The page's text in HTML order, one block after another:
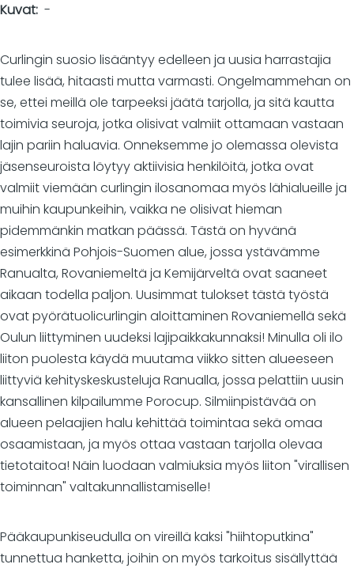
Kuvat -
Curlingin suosio lisääntyy edelleen ja uusia harrastajia
tulee lisää, hitaasti mutta varmasti. Ongelmammehan on
se, ettei meillä ole tarpeeksi jäätä tarjolla, ja sitä kautta
toimivia seuroja, jotka olisivat valmiit ottamaan vastaan
lajin pariin haluavia. Onneksemme jo olemassa olevista
jäsenseuroista löytyy aktiivisia henkilöitä, jotka ovat
valmiit viemään curlingin ilosanomaa myös lähialueille ja
muihin kaupunkeihin, vaikka ne olisivat hieman
pidemmänkin matkan päässä. Tästä on hyvänä
esimerkkinä Pohjois-Suomen alue, jossa ystävämme
Ranualta, Rovaniemeltä ja Kemijärveltä ovat saaneet
aikaan todella paljon. Uusimmat tulokset tästä työstä
ovat pyörätuolicurlingin aloittaminen Rovaniemellä sekä
Oulun liittyminen uudeksi lajipaikkakunnaksi! Minulla oli ilo
liiton puolesta käydä muutama viikko sitten alueeseen
liittyviä kehityskeskusteluja Ranualla, jossa pelattiin uusin
kansallinen kilpailumme Porocup. Silmiinpistävää on
alueen pelaajien halu kehittää toimintaa sekä omaa
osaamistaan, ja myös ottaa vastaan tarjolla olevaa
tietotaitoa! Näin luodaan valmiuksia myös liiton "virallisen
toiminnan" valtakunnallistamiselle!
Pääkaupunkiseudulla on vireillä kaksi "hiihtoputkina"
tunnettua hanketta, joihin on myös tarkoitus sisällyttää